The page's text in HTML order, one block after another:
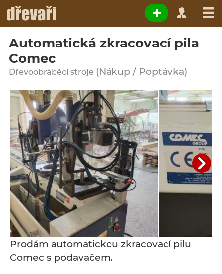
Automatická zkracovací pila
Comec
Dřevoobráběcí stroje (Nákup / Poptávka)
Prodám automatickou zkracovací pilu
Comec s podavačem.